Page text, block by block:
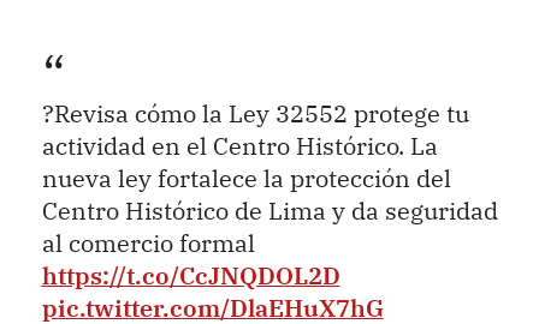
?Revisa cómo la Ley 32552 protege tu
actividad en el Centro Histórico. La
nueva ley fortalece la protección del
Centro Histórico de Lima y da seguridad
al comercio formal
https://t.co/CcJNQDOL2D
pic.twitter.com/DlaEHuX7hG